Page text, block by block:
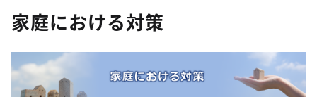
家庭における対策